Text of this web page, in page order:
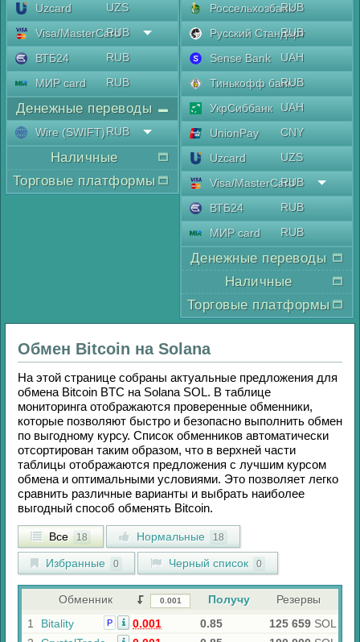
Uzcard
UZS
Visa/MasterCard
RUB
ВТБ24
RUB
МИР card
RUB
Денежные переводы
Wire (SWIFT)RUB
Наличные
Торговые платформы
РоссельхозбанкRUB
Русский Стандарт
RUB
Sense Bank
UAH
Тинькофф банкRUB
УкрСиббанк
UAH
UnionPay
CNY
Uzcard
UZS
Visa/MasterCard
RUB
ВТБ24
RUB
МИР card
RUB
Денежные переводы
Наличные
Торговые платформы
Обмен Bitcoin на Solana
На этой странице собраны актуальные предложения для
обмена Bitcoin BTC на Solana SOL. В таблице
мониторинга отображаются проверенные обменники,
которые позволяют быстро и безопасно выполнить обмен
по выгодному курсу. Список обменников автоматически
отсортирован таким образом, что в верхней части
таблицы отображаются предложения с лучшим курсом
обмена и оптимальными условиями. Это позволяет легко
сравнить различные варианты и выбрать наиболее
выгодный способ обменять Bitcoin.
Все 18 Нормальные 18
Избранные 0 Черный список 0
Обменник Получу
Резервы
1
Bitality Р 0.001 0.85 125 659 SOL